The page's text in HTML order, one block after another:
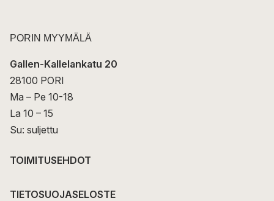
PORIN MYYMÄLÄ
Gallen-Kallelankatu 20
28100 PORI
Ma – Pe 10-18
La 10 – 15
Su: suljettu
TOIMITUSEHDOT
TIETOSUOJASELOSTE